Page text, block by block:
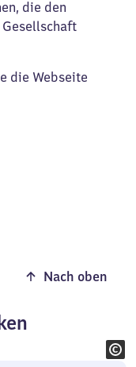
die den
die Webseite
Nach oben